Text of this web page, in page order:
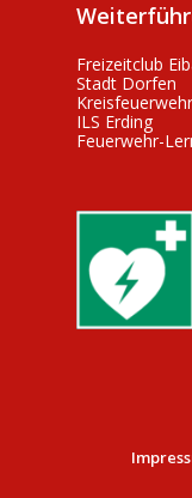
Freizeitclub
Stadt Dorfen
ILS Erding
Feuerwehr-